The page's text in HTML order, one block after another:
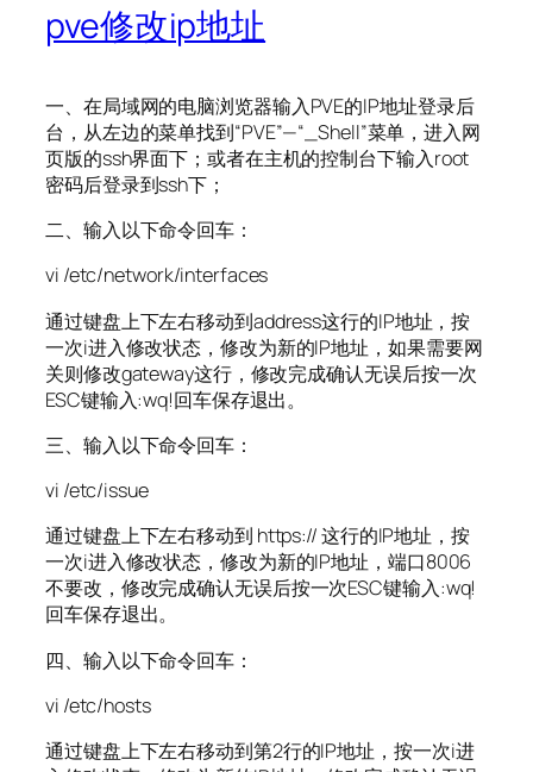
pve修改ip地址
一、在局域网的电脑浏览器输入PVE的IP地址登录后
台，从左边的菜单找到“PVE”—“_Shell”菜单，进入网
页版的ssh界面下；或者在主机的控制台下输入root
密码后登录到ssh下；
二、输入以下命令回车：
vi /etc/network/interfaces
通过键盘上下左右移动到address这行的IP地址，按
一次i进入修改状态，修改为新的IP地址，如果需要网
关则修改gateway这行，修改完成确认无误后按一次
ESC键输入:wq!回车保存退出。
三、输入以下命令回车：
vi /etc/issue
通过键盘上下左右移动到 https:// 这行的IP地址，按
一次i进入修改状态，修改为新的IP地址，端口8006
不要改，修改完成确认无误后按一次ESC键输入:wq!
回车保存退出。
四、输入以下命令回车：
vi /etc/hosts
通过键盘上下左右移动到第2行的IP地址，按一次i进